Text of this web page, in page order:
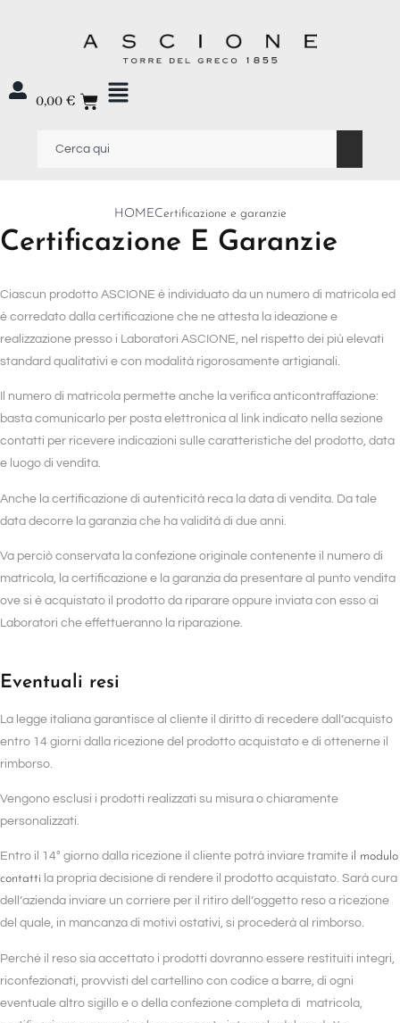
0,00€
HOMECertificazione e garanzie
Certificazione E Garanzie
Ciascun prodotto ASCIONE è individuato da un numero di matricola ed
è corredato dalla certificazione che ne attesta la ideazione e
realizzazione presso i Laboratori ASCIONE, nel rispetto dei più elevati
standard qualitativi e con modalità rigorosamente artigianali.
Il numero di matricola permette anche la verifica anticontraffazione:
basta comunicarlo per posta elettronica al link indicato nella sezione
contatti per ricevere indicazioni sulle caratteristiche del prodotto, data
e luogo di vendita.
Anche la certificazione di autenticità reca la data di vendita. Da tale
data decorre la garanzia che ha validità di due anni.
Va perciò conservata la confezione originale contenente il numero di
matricola, la certificazione e la garanzia da presentare al punto vendita
ove si è acquistato il prodotto da riparare oppure inviata con esso ai
Laboratori che effettueranno la riparazione.
Eventuali resi
La legge italiana garantisce al cliente il diritto di recedere dall’acquisto
entro 14 giorni dalla ricezione del prodotto acquistato e di ottenerne il
rimborso.
Vengono esclusi i prodotti realizzati su misura o chiaramente
personalizzati.
Entro il 14° giorno dalla ricezione il cliente potrà inviare tramite il modulo
contatti la propria decisione di rendere il prodotto acquistato. Sarà cura
dell’azienda inviare un corriere per il ritiro dell’oggetto reso a ricezione
del quale, in mancanza di motivi ostativi, si procederà al rimborso.
Perché il reso sia accettato i prodotti dovranno essere restituiti integri,
riconfezionati, provvisti del cartellino con codice a barre, di ogni
eventuale altro sigillo e o della confezione completa di matricola,